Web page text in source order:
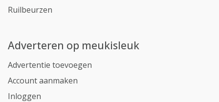
Ruilbeurzen
Adverteren op meukisleuk
Advertentie toevoegen
Account aanmaken
Inloggen